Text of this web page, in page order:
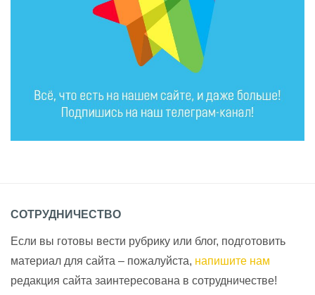
СОТРУДНИЧЕСТВО
Если вы готовы вести рубрику или блог, подготовить
материал для сайта – пожалуйста, напишите нам
редакция сайта заинтересована в сотрудничестве!